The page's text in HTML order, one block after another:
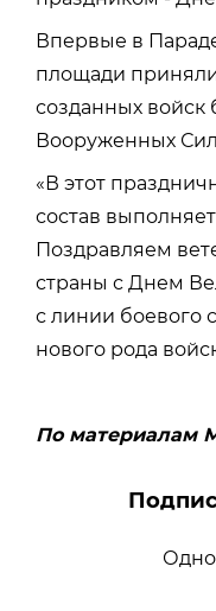
Впервые в
площади
созданных войск
Вооруженных
«В этот
состав
Поздравляем
страны с Днем
с линии боевого
нового рода
По материалам